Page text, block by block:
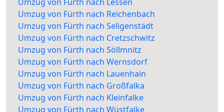
Umzug von Fürth nach Reichenbach
Umzug von Fürth nach Seligenstädt
Umzug von Fürth nach Cretzschwitz
Umzug von Fürth nach Söllmnitz
Umzug von Fürth nach Wernsdorf
Umzug von Fürth nach Lauenhain
Umzug von Fürth nach Großfalka
Umzug von Fürth nach Kleinfalke
Umzug von Fürth nach Wüstfalke